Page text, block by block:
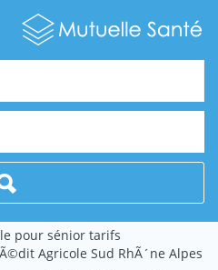
pour sénior tarifs
Agricole Sud RhÃ´ne Alpes